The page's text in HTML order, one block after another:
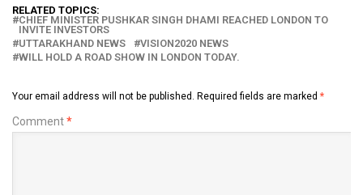
RELATED TOPICS:
CHIEF MINISTER PUSHKAR SINGH DHAMI REACHED LONDON TO
INVITE INVESTORS
UTTARAKHAND NEWS
VISION2020 NEWS
WILL HOLD A ROAD SHOW IN LONDON TODAY.
Your email address will not be published. Required fields are marked *
Comment*